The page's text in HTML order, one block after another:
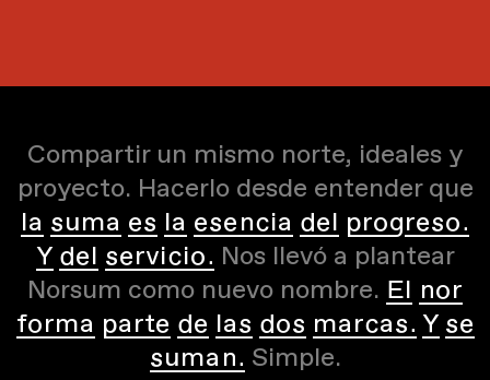
Compartir un mismo norte, ideales y
proyecto. Hacerlo desde entender que
la suma es la esencia del progreso.
Y del servicio. Nos llevó a plantear
Norsum como nuevo nombre. El nor
forma parte de las dos marcas. Y se
suman. Simple.